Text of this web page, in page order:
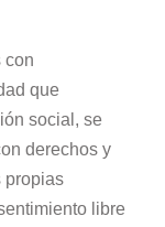
con
que
social, se
derechos y
propias
libre